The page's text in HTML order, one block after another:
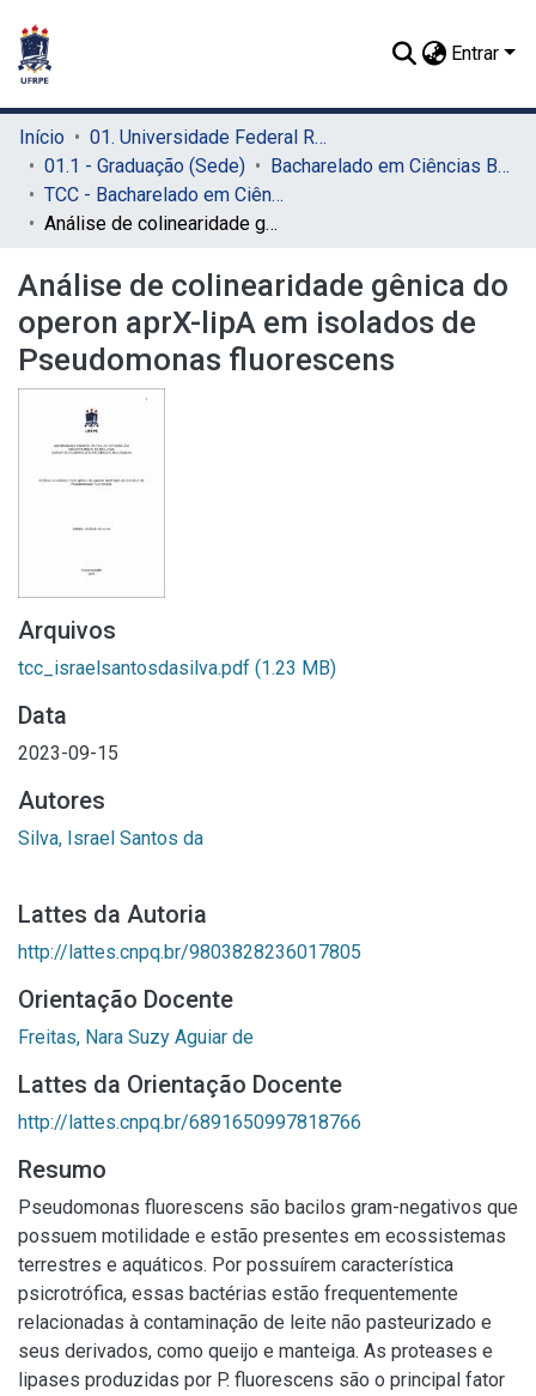
Entrar
Início
01. Universidade Federal Rural de Pernambuco - UFRPE (Sede)
01.1 - Graduação (Sede)
Bacharelado em Ciências Biológicas (Sede)
TCC - Bacharelado em Ciências Biológicas (Sede)
Análise de colinearidade gênica do operon aprX-lipA em isolados de Pseudomonas fluorescens
Análise de colinearidade gênica do
operon aprX-lipA em isolados de
Pseudomonas fluorescens
Arquivos
tcc_israelsantosdasilva.pdf (1.23 MB)
Data
2023-09-15
Autores
Silva, Israel Santos da
Lattes da Autoria
http://lattes.cnpq.br/9803828236017805
Orientação Docente
Freitas, Nara Suzy Aguiar de
Lattes da Orientação Docente
http://lattes.cnpq.br/6891650997818766
Resumo
Pseudomonas fluorescens são bacilos gram-negativos que
possuem motilidade e estão presentes em ecossistemas
terrestres e aquáticos. Por possuírem característica
psicrotrófica, essas bactérias estão frequentemente
relacionadas à contaminação de leite não pasteurizado e
seus derivados, como queijo e manteiga. As proteases e
lipases produzidas por P. fluorescens são o principal fator